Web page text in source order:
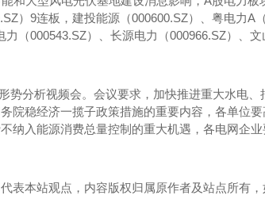
）9连板，建投能源（000600.SZ）、粤电力A
力（000543.SZ）、长源电力（000966.SZ）、
势分析视频会。会议要求，加快推进重大水电
院稳经济一揽子政策措施的重要内容，各单位
纳入能源消费总量控制的重大机遇，各电网企业
表本站观点，内容版权归属原作者及站点所有